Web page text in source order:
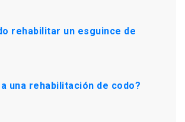
rehabilitar un esguince de
una rehabilitación de codo?